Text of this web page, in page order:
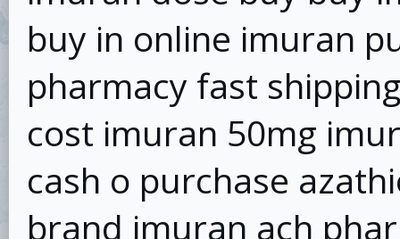
buy in online imuran
pharmacy fast
cost imuran 50mg
cash o purchase
brand imuran ach